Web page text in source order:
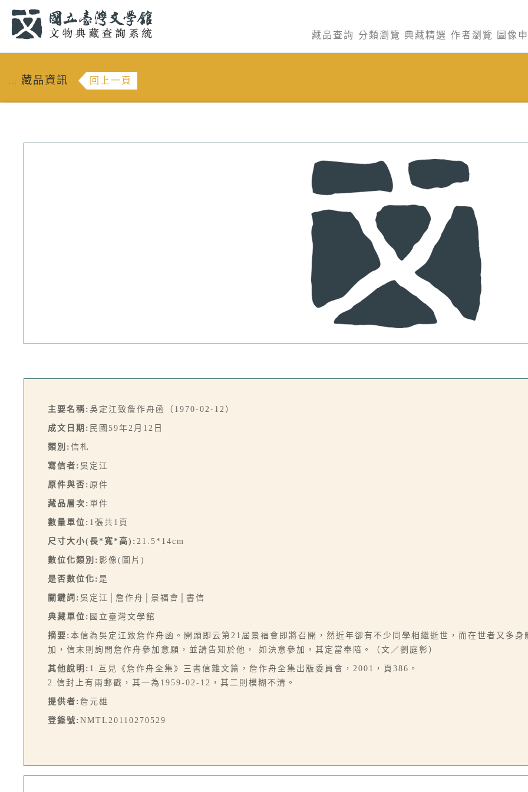
藏品查詢 分類瀏覽 典藏精選 作者瀏覽 圖像
::: 藏品資訊 回上一頁
主要名稱: 吳定江致詹作舟函（1970-02-12）
成文日期: 民國59年2月12日
類別: 信札
寫信者: 吳定江
原件與否: 原件
藏品層次: 單件
數量單位: 1張共1頁
尺寸大小(長*寬*高): 21.5*14cm
數位化類別: 影像(圖片)
是否數位化: 是
關鍵詞: 吳定江│詹作舟│景福會│書信
典藏單位: 國立臺灣文學館
摘要: 本信為吳定江致詹作舟函。開頭即云第21屆景福會即將召開，然近年卻有不少同學相繼逝世，而在世者又多
加，信末則詢問詹作舟參加意願，並請告知於他， 如決意參加，其定當奉陪。（文／劉庭彰）
其他說明: 1.互見《詹作舟全集》三書信雜文篇，詹作舟全集出版委員會，2001，頁386。
2.信封上有兩郵戳，其一為1959-02-12，其二則模糊不清。
提供者: 詹元雄
登錄號: NMTL20110270529